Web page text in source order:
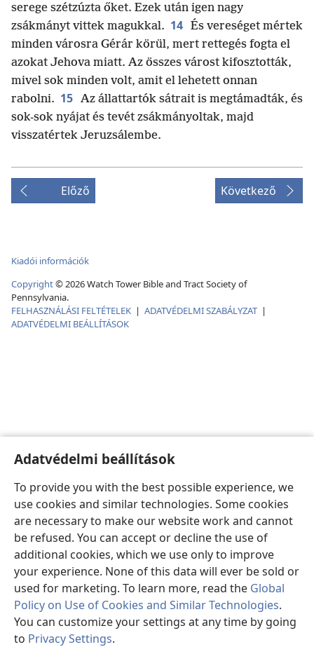
Adatvédelmi beállítások
To provide you with the best possible experience, we
use cookies and similar technologies. Some cookies
are necessary to make our website work and cannot
be refused. You can accept or decline the use of
additional cookies, which we use only to improve
your experience. None of this data will ever be sold or
used for marketing. To learn more, read the Global
Policy on Use of Cookies and Similar Technologies.
You can customize your settings at any time by going
to Privacy Settings.
serege szétzúzta őket. Ezek után igen nagy
zsákmányt vittek magukkal. 14 És vereséget mértek
minden városra Gérár körül, mert rettegés fogta el
azokat Jehova miatt. Az összes várost kifosztották,
mivel sok minden volt, amit el lehetett onnan
rabolni. 15 Az állattartók sátrait is megtámadták, és
sok-sok nyájat és tevét zsákmányoltak, majd
visszatértek Jeruzsálembe.
Előző Következő
Kiadói információk
Copyright© 2026Watch Tower Bible and Tract Society of
Pennsylvania.
FELHASZNÁLÁSI FELTÉTELEK | ADATVÉDELMI SZABÁLYZAT |
ADATVÉDELMI BEÁLLÍTÁSOK